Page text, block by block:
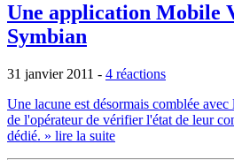
Une application Mobile
Symbian
31 janvier 2011 - 4 réactions
Une lacune est désormais comblée
de l'opérateur de vérifier l'état de leur
dédié. » lire la suite